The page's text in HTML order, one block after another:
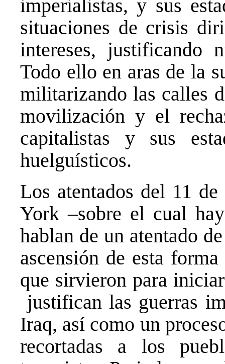
imperialistas, y sus
situaciones de crisis
intereses, justificando
Todo ello en aras de la
militarizando las calles
movilización y el
capitalistas y sus
huelguísticos.
Los atentados del 11
York –sobre el cual
hablan de un atentado
ascensión de esta
que sirvieron para
justifican las guerras
Iraq, así como un
recortadas a los